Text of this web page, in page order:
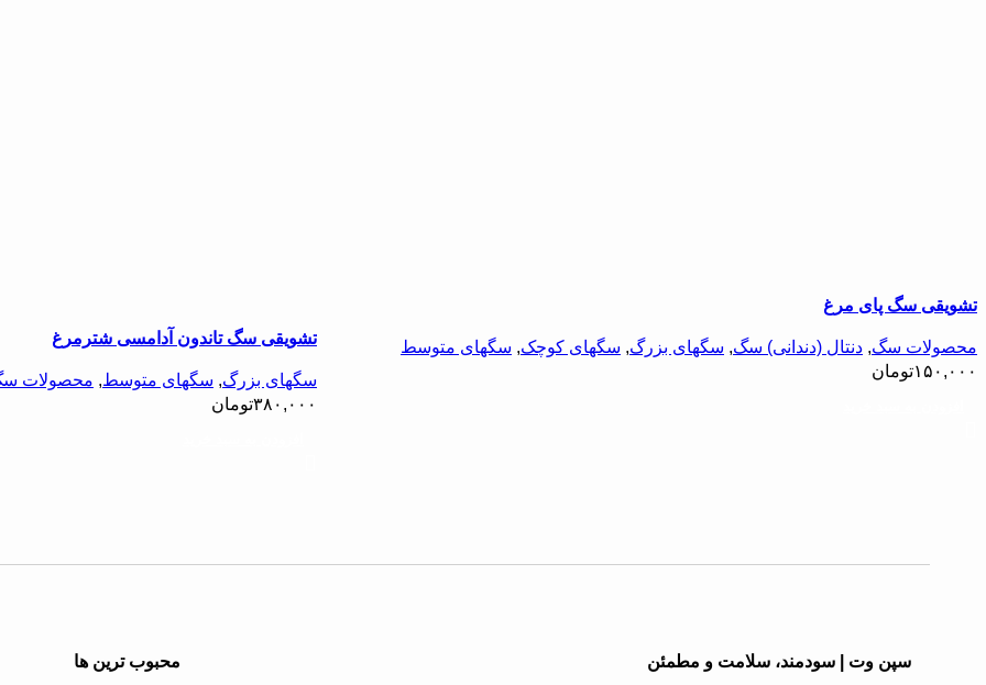
تشویقی سگ پای مرغ
محصولات سگ, دنتال (دندانی) سگ, سگهای بزرگ, سگهای کوچک, سگهای متوسط
۱۵۰,۰۰۰تومان
تشویقی سگ تاندون آدامسی شترمرغ
سگهای بزرگ, سگهای متوسط, محصولات
۳۸۰,۰۰۰تومان
سپن وت | سودمند، سلامت و مطمئن محبوب ترین ها